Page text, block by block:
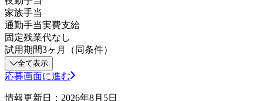
家族手当
通勤手当実費支給
固定残業代なし
試用期間3ヶ月（同条件）
全て表示
応募画面に進む
情報更新日：2026年8月5日